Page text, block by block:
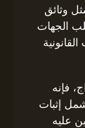
وثائق
الجهات
فإنه
إثبات
عليه